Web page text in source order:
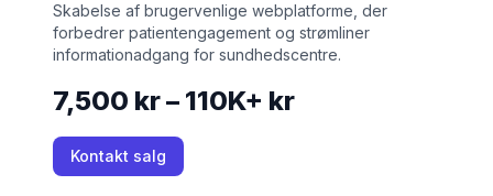
Skabelse af brugervenlige webplatforme, der
forbedrer patientengagement og strømliner
informationadgang for sundhedscentre.
7,500 kr – 110K+ kr
Kontakt salg